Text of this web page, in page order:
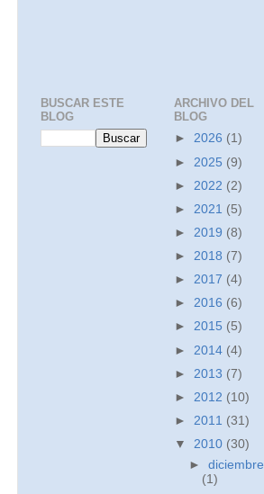
BUSCAR ESTE
BLOG
ARCHIVO DEL
BLOG
► 2026 (1)
► 2025 (9)
► 2022 (2)
► 2021 (5)
► 2019 (8)
► 2018 (7)
► 2017 (4)
► 2016 (6)
► 2015 (5)
► 2014 (4)
► 2013 (7)
► 2012 (10)
► 2011 (31)
▼ 2010 (30)
►diciembre
(1)